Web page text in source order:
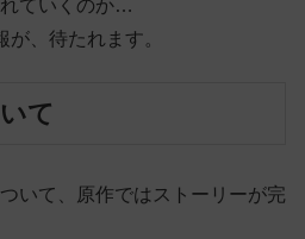
ていくのか…
、待たれます。
て
いて、原作ではストーリーが完